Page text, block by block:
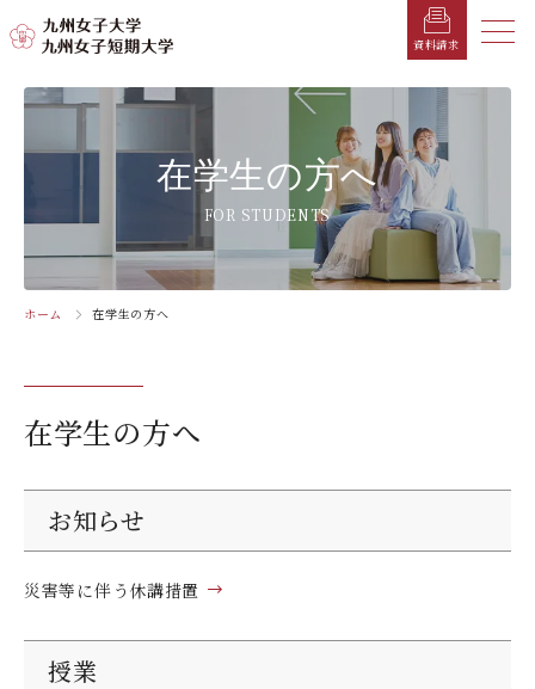
資料請求 メニ
メ
ニ
ュ
ー
を
閉
じ
る
卒業生の方へ
保護者の方へ
お知らせ
キャンパスマップ・施設紹介
教育理念・学則
採用情報
デジタルパンフレット
公式SNS
情報公開
家政学部
人間科学部
児童・幼児教育学科（旧 人間発達学科 人間発達
心理・文化学科（旧 人間発達学科 人間基礎学専
攻）
九州女子大学大学院
人間科学専攻（修士課程）
子ども健康学科
専攻科
子ども健康学専攻
教員検索
学納金
奨学金
学生サポート
就職活動年間スケジュール
就職対策講座・ガイダンス
就職・キャリア支援
北九州市の企業情報・求人情報
就職なんでも相談窓口
対象者別
就職状況
入学試験要項・提出書類
入試日程・科目
出願方法
オープンキャンパス
WEB相談会
大学見学
進路相談会案内
交通アクセス
施設・設備360°ストリートビュー
在学生の方へ
FOR STUDENTS
ホーム 在学生の方へ
在学生の方へ
お知らせ
災害等に伴う休講措置
授業